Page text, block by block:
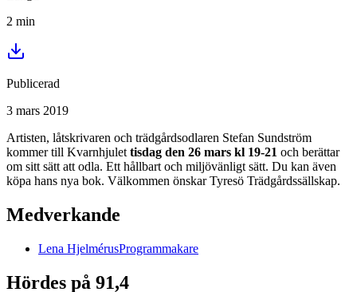
2 min
Publicerad
3 mars 2019
Artisten, låtskrivaren och trädgårdsodlaren Stefan Sundström
kommer till Kvarnhjulet tisdag den 26 mars kl 19-21 och berättar
om sitt sätt att odla. Ett hållbart och miljövänligt sätt. Du kan även
köpa hans nya bok. Välkommen önskar Tyresö Trädgårdssällskap.
Medverkande
Lena HjelmérusProgrammakare
Hördes på 91,4